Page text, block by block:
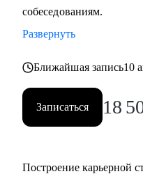
собеседованиям.
Развернуть
Ближайшая запись10
Записаться 18
Построение карьерной